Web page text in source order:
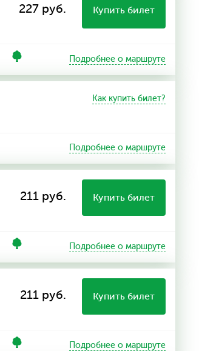
227 руб. Купить билет
Подробнее о маршруте
Как купить билет?
Подробнее о маршруте
211 руб. Купить билет
Подробнее о маршруте
211 руб. Купить билет
Подробнее о маршруте